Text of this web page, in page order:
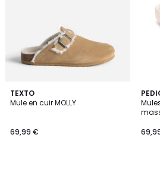
TEXTO
Mule en cuir MOLLY
69,99 €
5
/
5